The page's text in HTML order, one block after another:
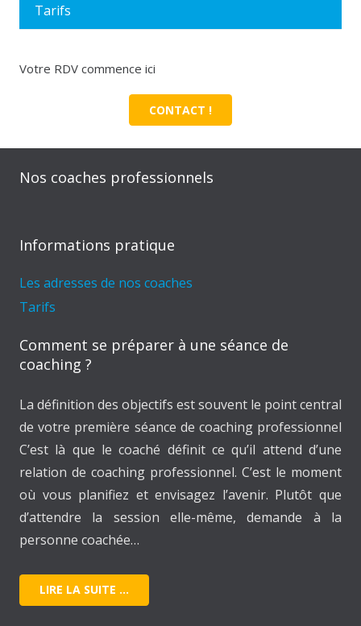
Tarifs
Votre RDV commence ici
CONTACT !
Nos coaches professionnels
Informations pratique
Les adresses de nos coaches
Tarifs
Comment se préparer à une séance de
coaching ?
La définition des objectifs est souvent le point central
de votre première séance de coaching professionnel
C’est là que le coaché définit ce qu’il attend d’une
relation de coaching professionnel. C’est le moment
où vous planifiez et envisagez l’avenir. Plutôt que
d’attendre la session elle-même, demande à la
personne coachée…
LIRE LA SUITE …